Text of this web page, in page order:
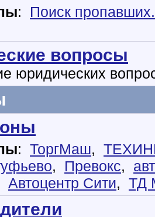
:
Поиск
вопросы
юридических
: ТоргМаш,
, Превокс,
Автоцентр Сити, ТД